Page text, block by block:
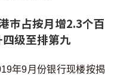
巿占按月增2.3个百
级至排第九
年9月份银行现楼按揭